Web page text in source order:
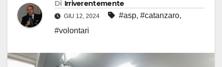
Di Irriverentemente
GIU 12, 2024 #asp, #catanzaro,
#volontari